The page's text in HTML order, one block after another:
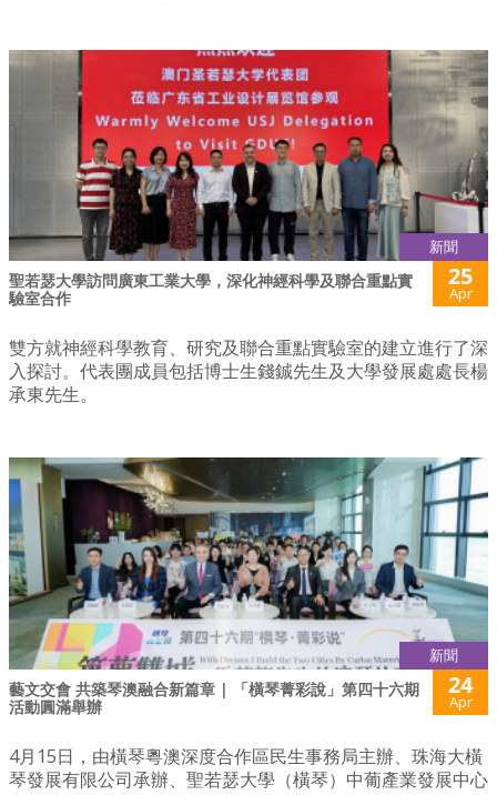
新聞
聖若瑟大學訪問廣東工業大學，深化神經科學及聯合重點實
驗室合作
25
Apr
雙方就神經科學教育、研究及聯合重點實驗室的建立進行了深
入探討。代表團成員包括博士生錢鋮先生及大學發展處處長楊
承東先生。
新聞
藝文交會 共築琴澳融合新篇章 | 「橫琴菁彩說」第四十六期
活動圓滿舉辦
24
Apr
4月15日，由橫琴粵澳深度合作區民生事務局主辦、珠海大橫
琴發展有限公司承辦、聖若瑟大學（橫琴）中葡產業發展中心